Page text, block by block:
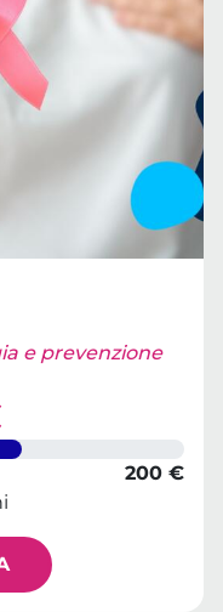
e prevenzione
200 €